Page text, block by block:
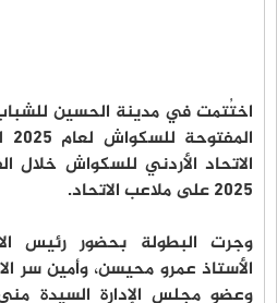
اختُتمت في مدينة الحسين
2025 على ملاعب الاتحاد.
وجرت البطولة بحضور رئيس
الأستاذ عمرو محيسن، وأمين سر
وعضو مجلس الإدارة السيدة